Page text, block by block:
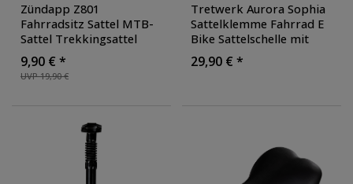
Zündapp Z801
Fahrradsitz Sattel MTB-
Sattel Trekkingsattel
Tourensattel
Fahrradsattel MTB E-
Bike Trekking Enduro
UVP 19,90 €
9,90 € *
Tretwerk Aurora Sophia
Sattelklemme Fahrrad E
Bike Sattelschelle mit
Schnellspanner
Aluminium 31,8 mm
29,90 € *